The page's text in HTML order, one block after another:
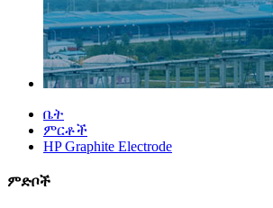
ቤት
ምርቶች
HP Graphite Electrode
ምድቦች